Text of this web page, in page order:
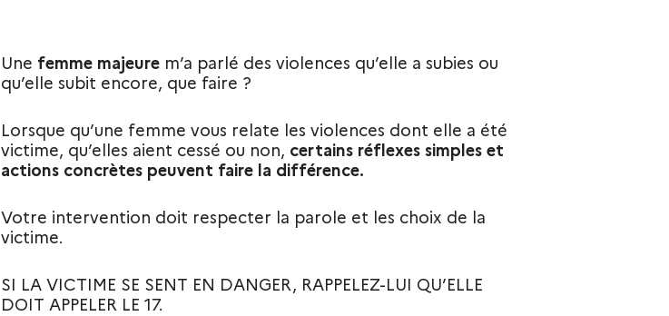
Une femme majeurem’a parlé des violences qu’elle a subies ou
qu’elle subit encore, que faire ?
Lorsque qu’une femme vous relate les violences dont elle a été
victime, qu’elles aient cessé ou non, certains réflexes simples et
actions concrètes peuvent faire la différence.
Votre intervention doit respecter la parole et les choix de la
victime.
SI LA VICTIME SE SENT EN DANGER, RAPPELEZ-LUI QU’ELLE
DOIT APPELER LE 17.